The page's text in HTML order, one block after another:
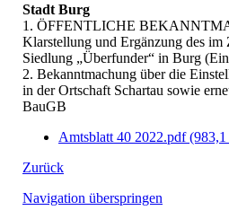
Stadt Burg
1. ÖFFENTLICHE
Klarstellung und Ergänzung des im
Siedlung „Überfunder“ in Burg
2. Bekanntmachung über die
in der Ortschaft Schartau sowie
BauGB
Amtsblatt 40 2022.pdf
Zurück
Navigation überspringen